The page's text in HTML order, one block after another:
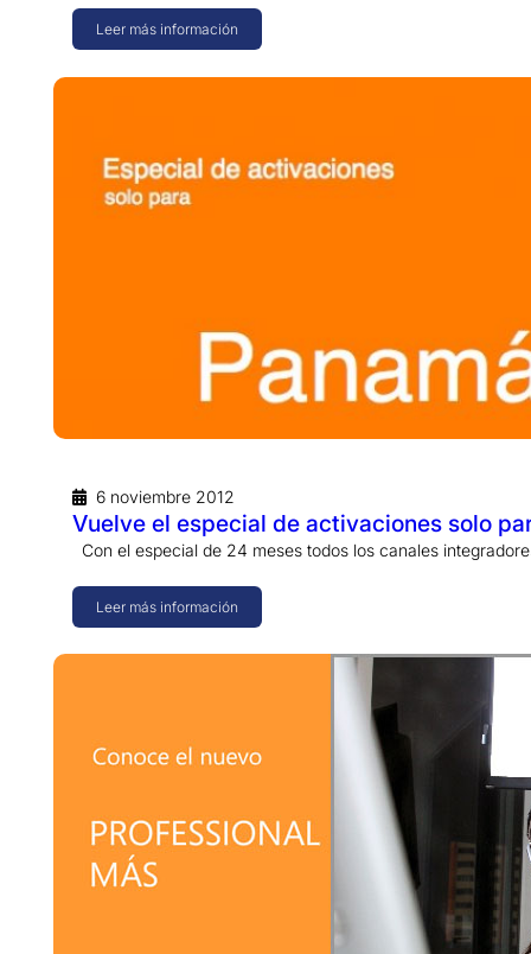
Leer más información
6 noviembre 2012
Vuelve el especial de activaciones solo
Con el especial de 24 meses todos los canales
Leer más información